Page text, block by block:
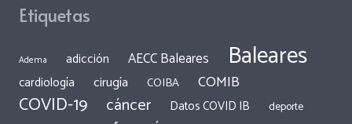
Etiquetas
Adema adicción AECC Baleares Baleares
cardiología cirugía COIBA COMIB
COVID-19 cáncer Datos COVID IB
deporte